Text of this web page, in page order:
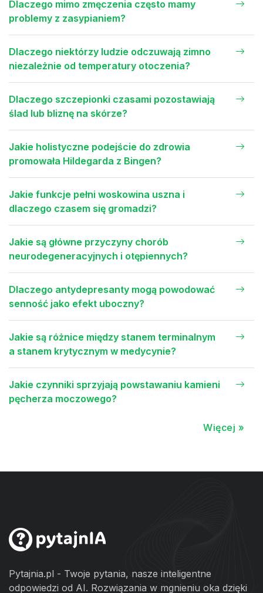
Dlaczego mimo zmęczenia często mamy
problemy z zasypianiem?
Dlaczego niektórzy ludzie odczuwają zimno
niezależnie od temperatury otoczenia?
Dlaczego szczepionki czasami pozostawiają
ślad lub bliznę na skórze?
Jakie holistyczne podejście do zdrowia
promowała Hildegarda z Bingen?
Jakie funkcje pełni woskowina uszna i
dlaczego czasem się gromadzi?
Jakie są główne przyczyny chorób
neurodegeneracyjnych i otępiennych?
Dlaczego antydepresanty mogą powodować
senność jako efekt uboczny?
Jakie są różnice między stanem terminalnym
a stanem krytycznym w medycynie?
Jakie czynniki sprzyjają powstawaniu kamieni
pęcherza moczowego?
Więcej »
Pytajnia.pl - Twoje pytania, nasze inteligentne
odpowiedzi od AI. Rozwiązania w mgnieniu oka dzięki